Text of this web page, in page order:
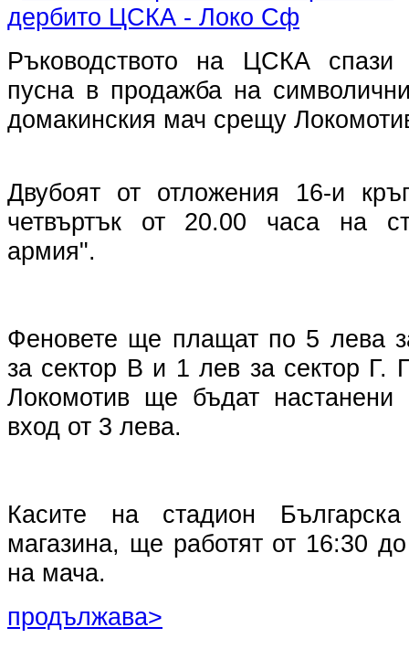
Ръководството на ЦСКА
пусна в продажба на
домакинския мач срещу
Двубоят от отложения 16-и
четвъртък от 20.00 часа на
армия".
Феновете ще плащат по 5 лева
за сектор В и 1 лев за сектор Г.
Локомотив ще бъдат
вход от 3 лева.
Касите на стадион
магазина, ще работят от 16:30
на мача.
продължава>